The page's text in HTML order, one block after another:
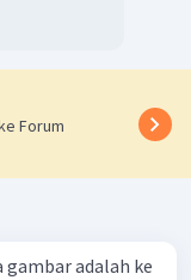
Forum
adalah ke